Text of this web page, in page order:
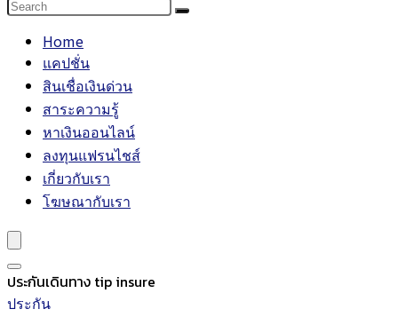
Home
แคปชั่น
สินเชื่อเงินด่วน
สาระความรู้
หาเงินออนไลน์
ลงทุนแฟรนไชส์
เกี่ยวกับเรา
โฆษณากับเรา
ประกันเดินทาง tip insure
ประกัน